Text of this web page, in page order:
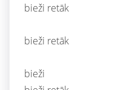
bieži retāk
bieži retāk
bieži